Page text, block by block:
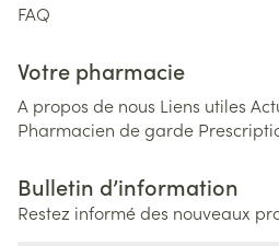
FAQ
Votre pharmacie
A propos de nous Liens utiles
Pharmacien de garde
Bulletin d’information
Restez informé des nouveaux